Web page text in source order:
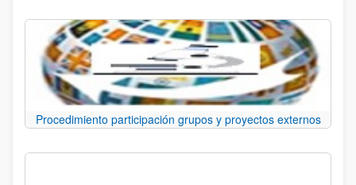
Procedimiento participación grupos y proyectos externos